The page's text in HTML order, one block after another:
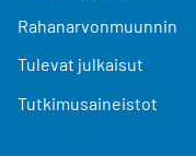
Rahanarvonmuunnin
Tulevat julkaisut
Tutkimusaineistot